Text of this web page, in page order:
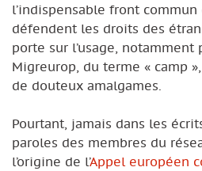
l’indispensable front
défendent les droits des
porte sur l’usage, notamment
Migreurop, du terme « camp
de douteux amalgames.
Pourtant, jamais dans les
paroles des membres du
l’origine de l’Appel européen